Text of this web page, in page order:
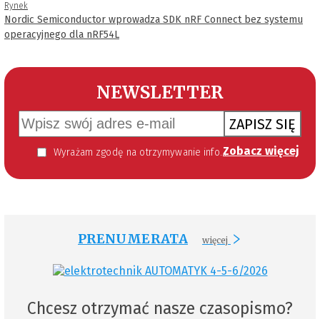
Rynek
Nordic Semiconductor wprowadza SDK nRF Connect bez systemu
operacyjnego dla nRF54L
NEWSLETTER
ZAPISZ SIĘ
Wyrażam zgodę na otrzymywanie informacji handlowej kierowanej do mnie za pomocą środków komunikacji elektronicznej w szczególności poczty elektronicznej zgodnie z przepisem art. 10 ust 2 ustawy z dnia 18 lipca 2002 roku o świadczeniu usług drogą elektroniczną (Dz. U. 144 z 2002 r. poz. 1204). Zgoda jest dobrowolna, jednak jej wyrażenie jest konieczne, aby otrzymywać newsletter. Zobacz więcej
PRENUMERATA więcej
Chcesz otrzymać nasze czasopismo?